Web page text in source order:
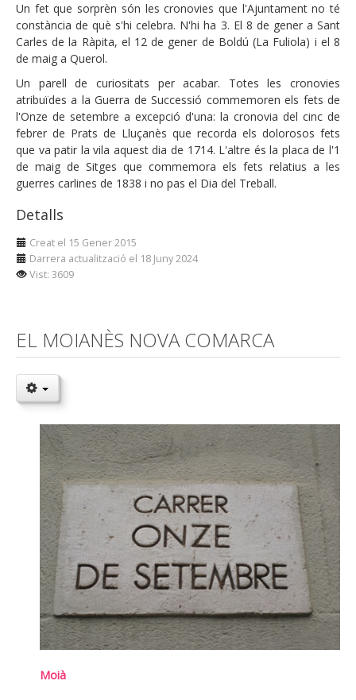
Un fet que sorprèn són les cronovies que l'Ajuntament no té
constància de què s'hi celebra. N'hi ha 3. El 8 de gener a Sant
Carles de la Ràpita, el 12 de gener de Boldú (La Fuliola) i el 8
de maig a Querol.
Un parell de curiositats per acabar. Totes les cronovies
atribuïdes a la Guerra de Successió commemoren els fets de
l'Onze de setembre a excepció d'una: la cronovia del cinc de
febrer de Prats de Lluçanès que recorda els dolorosos fets
que va patir la vila aquest dia de 1714. L'altre és la placa de l'1
de maig de Sitges que commemora els fets relatius a les
guerres carlines de 1838 i no pas el Dia del Treball.
Detalls
Creat el 15 Gener 2015
Darrera actualització el 18 Juny 2024
Vist: 3609
EL MOIANÈS NOVA COMARCA
Moià